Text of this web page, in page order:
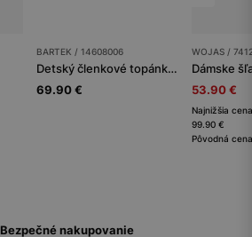
BARTEK / 14608006
Detský členkové topánky BARTEK
69.90 €
WOJAS /
Dámske
53.90 €
Najnižšia
99.90 €
Pôvodná
Bezpečné nakupovanie